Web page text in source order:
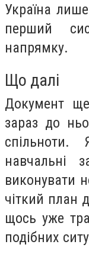
Україна
перший
напрямку.
Що далі
Документ
зараз до
спільноти.
навчальні
виконувати
чіткий план
щось уже
подібних